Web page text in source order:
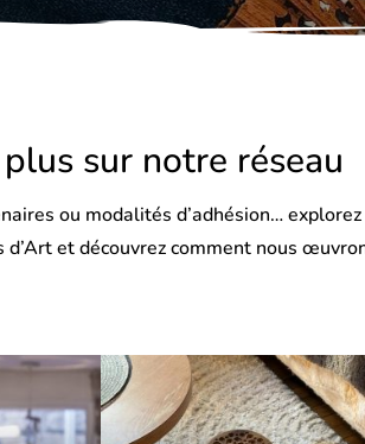
sur notre réseau
ou modalités d’adhésion…
et découvrez comment nous